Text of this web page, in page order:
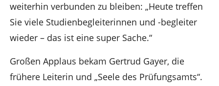
weiterhin verbunden zu bleiben: „Heute treffen
Sie viele Studienbegleiterinnen und -begleiter
wieder – das ist eine super Sache.“
Großen Applaus bekam Gertrud Gayer, die
frühere Leiterin und „Seele des Prüfungsamts“.